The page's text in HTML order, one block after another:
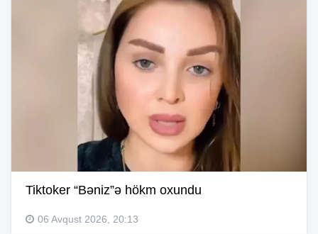
Tiktoker “Bəniz”ə hökm oxundu
06 Avqust 2026, 20:13